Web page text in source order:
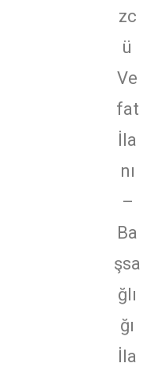
zc
ü
Ve
fat
İla
nı
–
Ba
şsa
ğlı
ğı
İla